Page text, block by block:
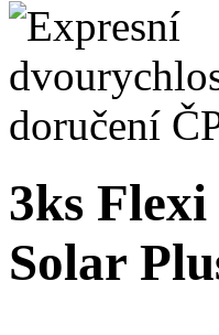
3ks
Solar